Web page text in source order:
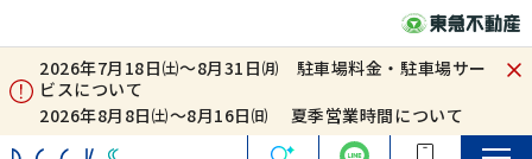
2026年7月18日㈯～8月31日㈪ 駐車場料金・駐車場サー
ビスについて
2026年8月8日㈯～8月16日㈰ 夏季営業時間について